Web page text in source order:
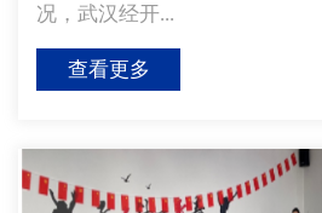
况，武汉经开...
查看更多